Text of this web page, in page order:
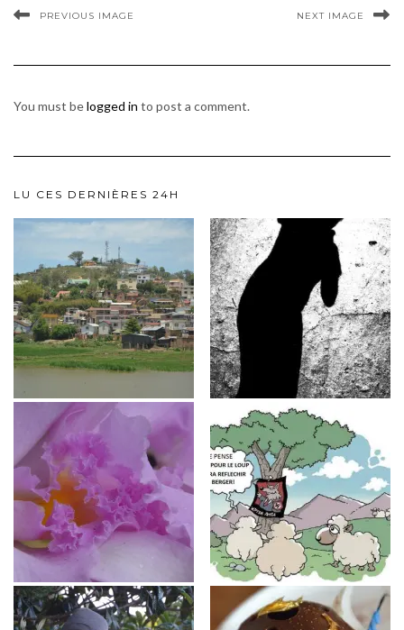
PREVIOUS IMAGE NEXT IMAGE
You must belogged in to post a comment.
LU CES DERNIÈRES 24H